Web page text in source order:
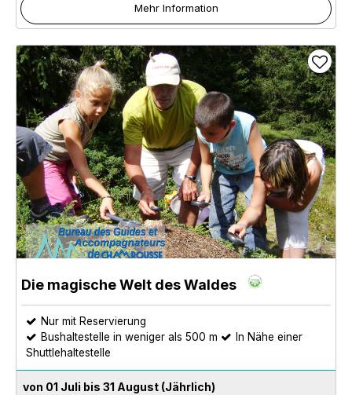
Mehr Information
Die magische Welt des Waldes
Nur mit Reservierung
Bushaltestelle in weniger als 500 m
In Nähe einer
Shuttlehaltestelle
von 01 Juli bis 31 August (Jährlich)